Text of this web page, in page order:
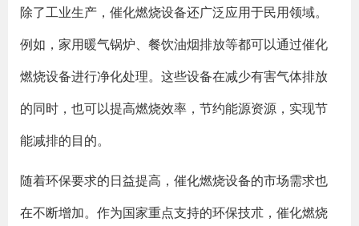
除了工业生产，催化燃烧设备还广泛应用于民用领域。
例如，家用暖气锅炉、餐饮油烟排放等都可以通过催化
燃烧设备进行净化处理。这些设备在减少有害气体排放
的同时，也可以提高燃烧效率，节约能源资源，实现节
能减排的目的。
随着环保要求的日益提高，催化燃烧设备的市场需求也
在不断增加。作为国家重点支持的环保技朮，催化燃烧